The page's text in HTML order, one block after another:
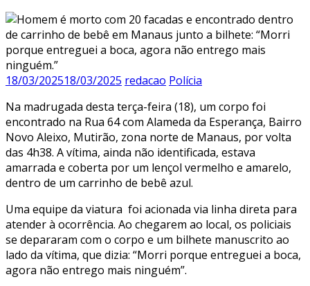
18/03/202518/03/2025 redacao Polícia
Na madrugada desta terça-feira (18), um corpo foi
encontrado na Rua 64 com Alameda da Esperança, Bairro
Novo Aleixo, Mutirão, zona norte de Manaus, por volta
das 4h38. A vítima, ainda não identificada, estava
amarrada e coberta por um lençol vermelho e amarelo,
dentro de um carrinho de bebê azul.
Uma equipe da viatura foi acionada via linha direta para
atender à ocorrência. Ao chegarem ao local, os policiais
se depararam com o corpo e um bilhete manuscrito ao
lado da vítima, que dizia: “Morri porque entreguei a boca,
agora não entrego mais ninguém”.